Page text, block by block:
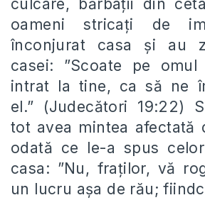
culcare, bărbații din
oameni stricați de
înconjurat casa și au
casei: ”Scoate pe
intrat la tine, ca să ne
el.” (Judecători 19:22)
tot avea mintea afectată
odată ce le-a spus
casa: ”Nu, fraților, vă
un lucru așa de rău;